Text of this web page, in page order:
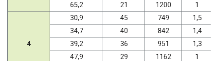
65,2
21 1200 1
4
30,9 45 749
1,5
34,7
40 842
1,4
39,2
36 951
1,3
47,9
29 1162
1